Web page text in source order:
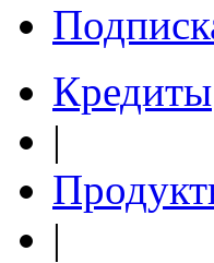
Кредиты
|
|